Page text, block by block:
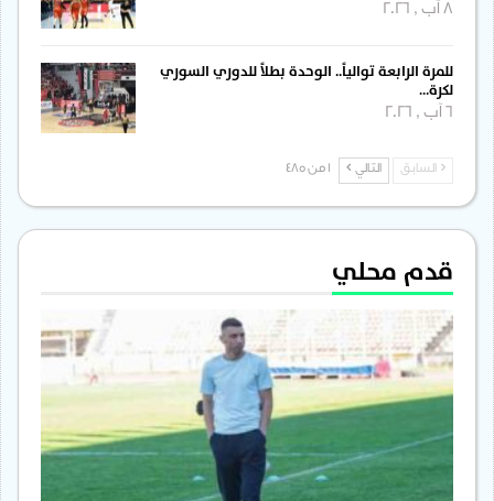
للمرة الرابعة توالياً.. الوحدة بطلاً للدوري السوري
لكرة…
السابق التالي
قدم محلي